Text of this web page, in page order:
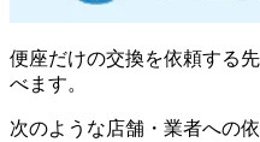
便座だけの交換を依頼する
べます。
次のような店舗・業者への依